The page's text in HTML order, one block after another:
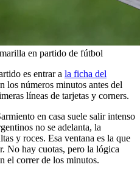
en partido de fútbol
es entrar a la ficha del
los números minutos antes del
líneas de tarjetas y corners.
en casa suele salir intenso
no se adelanta, la
y roces. Esa ventana es la que
No hay cuotas, pero la lógica
el correr de los minutos.